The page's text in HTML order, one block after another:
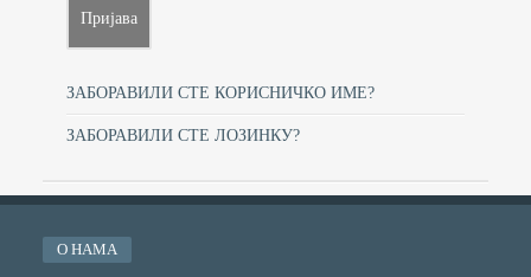
ЗАБОРАВИЛИ СТЕ КОРИСНИЧКО ИМЕ?
ЗАБОРАВИЛИ СТЕ ЛОЗИНКУ?
О НАМА